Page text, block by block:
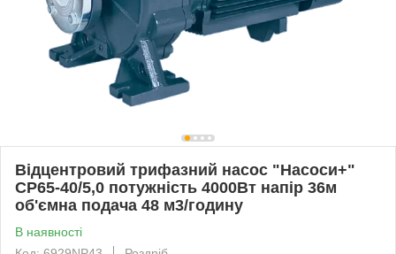
Відцентровий трифазний насос "Насоси+"
СР65-40/5,0 потужність 4000Вт напір 36м
об'ємна подача 48 м3/годину
В наявності